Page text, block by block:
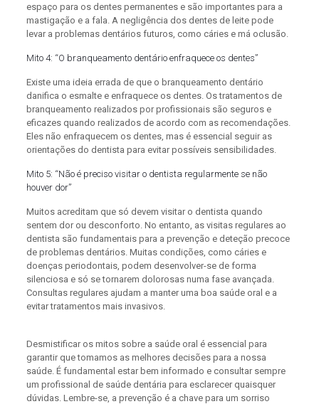
espaço para os dentes permanentes e são importantes para a
mastigação e a fala. A negligência dos dentes de leite pode
levar a problemas dentários futuros, como cáries e má oclusão.
Mito 4: “O branqueamento dentário enfraquece os dentes”
Existe uma ideia errada de que o branqueamento dentário
danifica o esmalte e enfraquece os dentes. Os tratamentos de
branqueamento realizados por profissionais são seguros e
eficazes quando realizados de acordo com as recomendações.
Eles não enfraquecem os dentes, mas é essencial seguir as
orientações do dentista para evitar possíveis sensibilidades.
Mito 5: “Não é preciso visitar o dentista regularmente se não
houver dor”
Muitos acreditam que só devem visitar o dentista quando
sentem dor ou desconforto. No entanto, as visitas regulares ao
dentista são fundamentais para a prevenção e deteção precoce
de problemas dentários. Muitas condições, como cáries e
doenças periodontais, podem desenvolver-se de forma
silenciosa e só se tornarem dolorosas numa fase avançada.
Consultas regulares ajudam a manter uma boa saúde oral e a
evitar tratamentos mais invasivos.
Desmistificar os mitos sobre a saúde oral é essencial para
garantir que tomamos as melhores decisões para a nossa
saúde. É fundamental estar bem informado e consultar sempre
um profissional de saúde dentária para esclarecer quaisquer
dúvidas. Lembre-se, a prevenção é a chave para um sorriso